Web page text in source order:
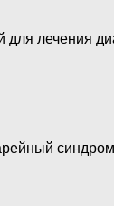
лечения